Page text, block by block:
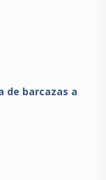
de barcazas a